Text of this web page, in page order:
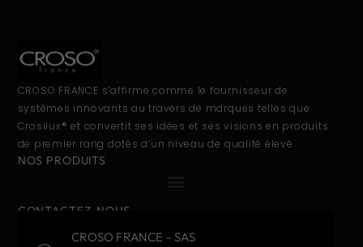
CROSO FRANCE s’affirme comme le fournisseur de
systèmes innovants au travers de marques telles que
Crosilux® et convertit ses idées et ses visions en produits
de premier rang dotés d’un niveau de qualité élevé.
NOS PRODUITS
CONTACTEZ-NOUS
CROSO FRANCE – SAS